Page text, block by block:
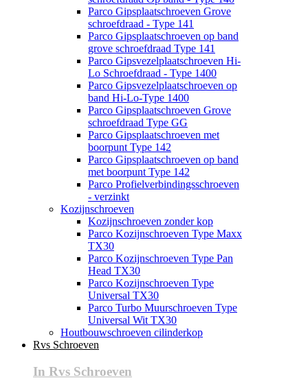
Parco Gipsplaatschroeven Grove
schroefdraad - Type 141
Parco Gipsplaatschroeven op band
grove schroefdraad Type 141
Parco Gipsvezelplaatschroeven Hi-
Lo Schroefdraad - Type 1400
Parco Gipsvezelplaatschroeven op
band Hi-Lo-Type 1400
Parco Gipsplaatschroeven Grove
schroefdraad Type GG
Parco Gipsplaatschroeven met
boorpunt Type 142
Parco Gipsplaatschroeven op band
met boorpunt Type 142
Parco Profielverbindingsschroeven
- verzinkt
Kozijnschroeven
Kozijnschroeven zonder kop
Parco Kozijnschroeven Type Maxx
TX30
Parco Kozijnschroeven Type Pan
Head TX30
Parco Kozijnschroeven Type
Universal TX30
Parco Turbo Muurschroeven Type
Universal Wit TX30
Houtbouwschroeven cilinderkop
Rvs Schroeven
In Rvs Schroeven